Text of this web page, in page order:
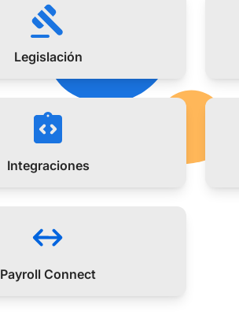
Legislación
Integraciones
Payroll Connect